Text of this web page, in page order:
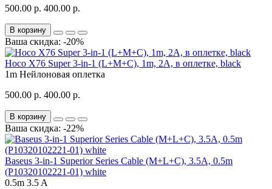
500.00 р. 400.00 р.
В корзину
Ваша скидка: -20%
Hoco X76 Super 3-in-1 (L+M+C), 1m, 2A, в оплетке, black
1m Нейлоновая оплетка
500.00 р. 400.00 р.
В корзину
Ваша скидка: -22%
Baseus 3-in-1 Superior Series Cable (M+L+C), 3.5A, 0.5m
(P10320102221-01) white
0.5m 3.5 A